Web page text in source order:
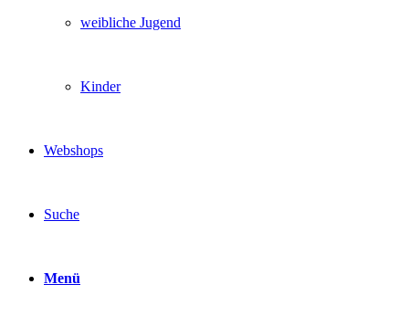
weibliche Jugend
Kinder
Webshops
Suche
Menü